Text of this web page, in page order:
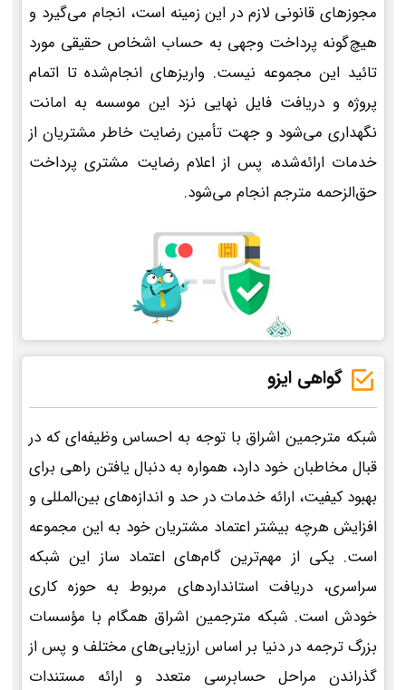
مجوزهای قانونی لازم در این زمینه است، انجام می‌گیرد و
هیچ‌گونه پرداخت وجهی به حساب اشخاص حقیقی مورد
تائید این مجموعه نیست. واریزهای انجام‌شده تا اتمام
پروژه و دریافت فایل نهایی نزد این موسسه به امانت
نگهداری می‌شود و جهت تأمین رضایت خاطر مشتریان از
خدمات ارائه‌شده، پس از اعلام رضایت مشتری پرداخت
حق‌الزحمه مترجم انجام می‌شود.
گواهی ایزو
شبکه مترجمین اشراق با توجه به احساس وظیفه‌ای که در
قبال مخاطبان خود دارد، همواره به دنبال یافتن راهی برای
بهبود کیفیت، ارائه خدمات در حد و اندازه‌های بین‌المللی و
افزایش هرچه بیشتر اعتماد مشتریان خود به این مجموعه
است. یکی از مهم‌ترین گام‌های اعتماد ساز این شبکه
سراسری، دریافت استانداردهای مربوط به حوزه کاری
خودش است. شبکه مترجمین اشراق همگام با مؤسسات
بزرگ ترجمه در دنیا بر اساس ارزیابی‌های مختلف و پس از
گذراندن مراحل حسابرسی متعدد و ارائه مستندات